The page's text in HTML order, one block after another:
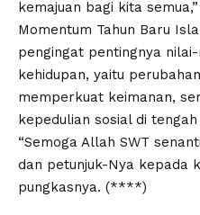
kemajuan bagi kita
Momentum Tahun Baru
pengingat pentingnya
kehidupan, yaitu
memperkuat keimanan,
kepedulian sosial di
“Semoga Allah SWT
dan petunjuk-Nya kepada
pungkasnya. (****)